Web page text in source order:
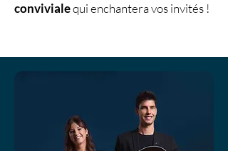
convivialequi enchantera vos invités !